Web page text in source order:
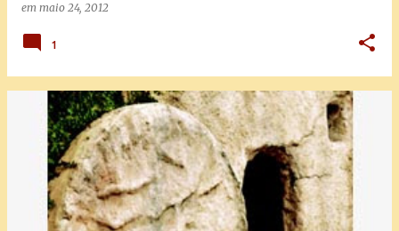
em maio 24, 2012
1